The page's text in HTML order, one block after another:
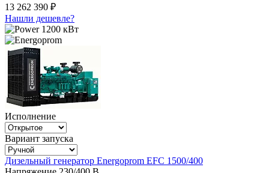
13 262 390 ₽
Нашли дешевле?
1200 кВт
Исполнение
Вариант запуска
Дизельный генератор Energoprom EFC 1500/400